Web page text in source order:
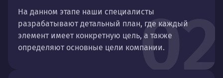
02
На данном этапе наши специалисты
разрабатывают детальный план, где каждый
элемент имеет конкретную цель, а также
определяют основные цели компании.